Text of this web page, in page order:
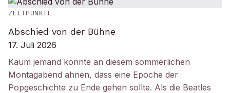
ZEITPUNKTE
Abschied von der Bühne
17. Juli 2026
Kaum jemand konnte an diesem sommerlichen
Montagabend ahnen, dass eine Epoche der
Popgeschichte zu Ende gehen sollte. Als die Beatles